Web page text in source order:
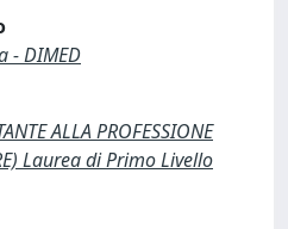
- DIMED
ALLA PROFESSIONE
Laurea di Primo Livello